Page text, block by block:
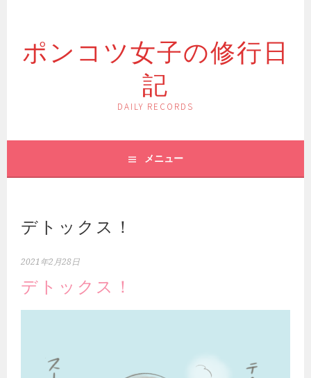
ッ
ポンコツ女子の修行日
記
DAILY RECORDS
メニュー
デトックス！
2021年2月28日
デトックス！